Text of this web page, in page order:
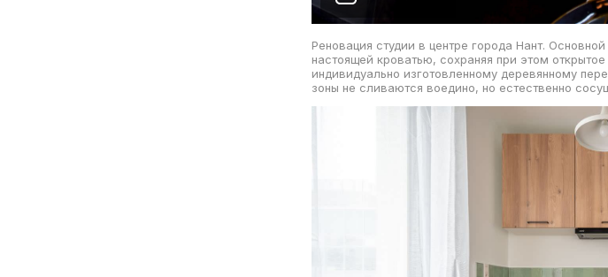
Реновация студии в центре города Нант.
настоящей кроватью, сохраняя при этом
индивидуально изготовленному деревянному
зоны не сливаются воедино, но естественно